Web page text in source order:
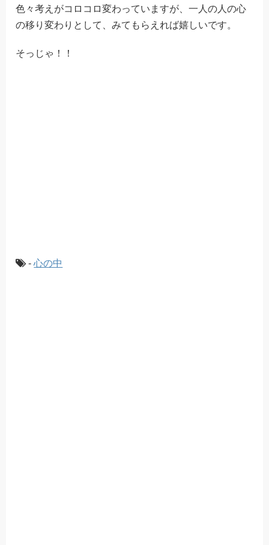
色々考えがコロコロ変わっていますが、一人の人の心
の移り変わりとして、みてもらえれば嬉しいです。
そっじゃ！！
-心の中